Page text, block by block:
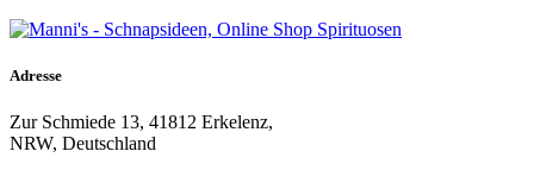
Adresse
Zur Schmiede 13, 41812 Erkelenz,
NRW, Deutschland